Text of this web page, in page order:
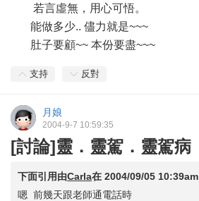
若言虛無，用心可悟。
能做多少.. 儘力就是~~~
肚子要顧~~ 本份要盡~~~
支持 反對
月娘
2004-9-7 10:59:35
[討論]靈．靈駕．靈駕病
下面引用由Carla在 2004/09/05 10:39am
嗯 前幾天跟老師通電話時